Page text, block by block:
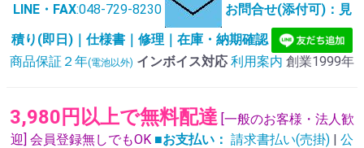
LINE・FAX:048-729-8230
お問合せ(添付可)：見
積り(即日)｜仕様書｜修理｜在庫・納期確認
商品保証２年(電池以外) インボイス対応 利用案内 創業1999年
3,980円以上で無料配達 [一般のお客様・法人歓
迎] 会員登録無しでもOK ■お支払い： 請求書払い(売掛) | 公